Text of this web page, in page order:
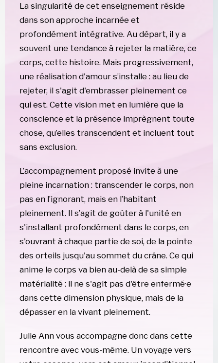
La singularité de cet enseignement réside
dans son approche incarnée et
profondément intégrative. Au départ, il y a
souvent une tendance à rejeter la matière, ce
corps, cette histoire. Mais progressivement,
une réalisation d'amour s’installe : au lieu de
rejeter, il s'agit d'embrasser pleinement ce
qui est. Cette vision met en lumière que la
conscience et la présence imprègnent toute
chose, qu’elles transcendent et incluent tout
sans exclusion.
L’accompagnement proposé invite à une
pleine incarnation : transcender le corps, non
pas en l’ignorant, mais en l’habitant
pleinement. Il s’agit de goûter à l'unité en
s'installant profondément dans le corps, en
s'ouvrant à chaque partie de soi, de la pointe
des orteils jusqu'au sommet du crâne. Ce qui
anime le corps va bien au-delà de sa simple
matérialité : il ne s'agit pas d'être enfermé·e
dans cette dimension physique, mais de la
dépasser en la vivant pleinement.
Julie Ann vous accompagne donc dans cette
rencontre avec vous-même. Un voyage vers